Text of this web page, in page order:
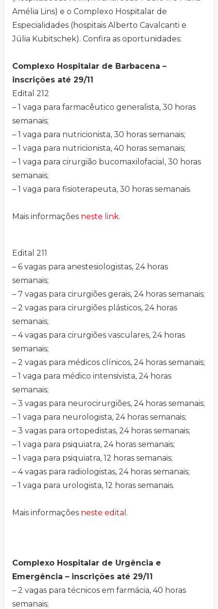
Amélia Lins) e o Complexo Hospitalar de
Especialidades (hospitais Alberto Cavalcanti e
Júlia Kubitschek). Confira as oportunidades:
Complexo Hospitalar de Barbacena –
inscrições até 29/11
Edital 212
– 1 vaga para farmacêutico generalista, 30 horas
semanais;
– 1 vaga para nutricionista, 30 horas semanais;
– 1 vaga para nutricionista, 40 horas semanais;
– 1 vaga para cirurgião bucomaxilofacial, 30 horas
semanais;
– 1 vaga para fisioterapeuta, 30 horas semanais.
Mais informações neste link.
Edital 211
– 6 vagas para anestesiologistas, 24 horas
semanais;
– 7 vagas para cirurgiões gerais, 24 horas semanais;
– 2 vagas para cirurgiões plásticos, 24 horas
semanais;
– 4 vagas para cirurgiões vasculares, 24 horas
semanais;
– 2 vagas para médicos clínicos, 24 horas semanais;
– 1 vaga para médico intensivista, 24 horas
semanais;
– 3 vagas para neurocirurgiões, 24 horas semanais;
– 1 vaga para neurologista, 24 horas semanais;
– 3 vagas para ortopedistas, 24 horas semanais;
– 1 vaga para psiquiatra, 24 horas semanais;
– 1 vaga para psiquiatra, 12 horas semanais;
– 4 vagas para radiologistas, 24 horas semanais;
– 1 vaga para urologista, 12 horas semanais.
Mais informações neste edital .
Complexo Hospitalar de Urgência e
Emergência – inscrições até 29/11
– 2 vagas para técnicos em farmácia, 40 horas
semanais;